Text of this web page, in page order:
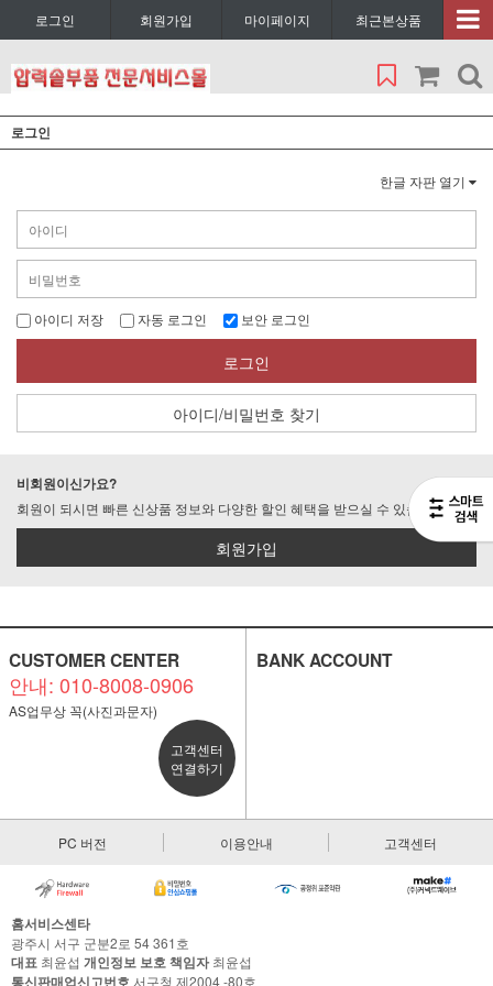
로그인 회원가입 마이페이지 최근본상품
로그인
한글 자판 열기
아이디 저장 자동 로그인 보안 로그인
로그인
아이디/비밀번호 찾기
비회원이신가요?
회원이 되시면 빠른 신상품 정보와 다양한 할인 혜택을 받으실 수 있습니다.
회원가입
CUSTOMER CENTER
안내: 010-8008-0906
AS업무상 꼭(사진과문자)
고객센터
연결하기
BANK ACCOUNT
PC 버전 이용안내 고객센터
홈서비스센타
광주시 서구 군분2로 54 361호
대표 최윤섭 개인정보 보호 책임자최윤섭
통신판매업신고번호 서구청 제2004 -80호